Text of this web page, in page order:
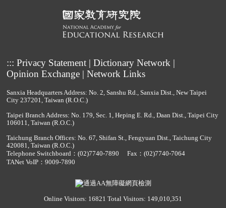
::: Privacy Statement| Dictionary Network |
Opinion Exchange| Network Links
Sanxia Headquarters Address: No. 2, Sanshu Rd., Sanxia Dist., New Taipei
City 237201, Taiwan (R.O.C.)
Taipei Branch Address: No. 179, Sec. 1, Heping E. Rd., Daan Dist., Taipei City
106011, Taiwan (R.O.C.)
Taichung Branch Offices: No. 67, Shifan St., Fengyuan Dist., Taichung City
420081, Taiwan (R.O.C.)
Telephone Switchboard： (02)7740-7890
Fax：(02)7740-7064
TANet VoIP：9009-7890
Online Visitors: 16821 Total Visitors: 149,010,351